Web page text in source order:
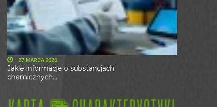
Jakie informacje o substancjach
chemicznych...
27 MARCA 2026